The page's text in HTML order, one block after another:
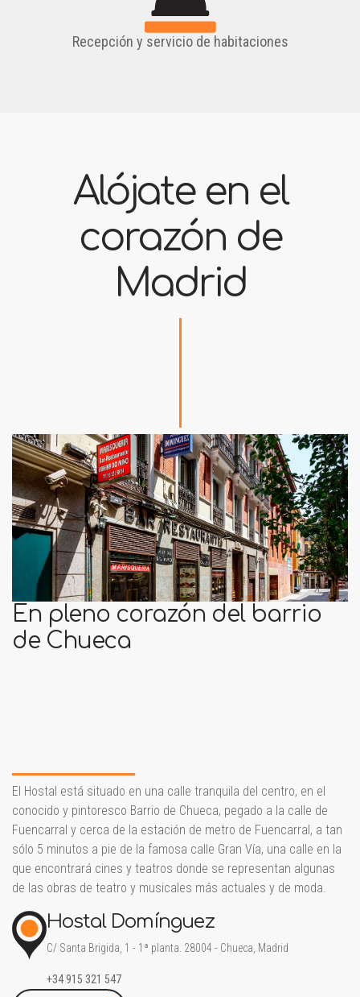
Recepción y servicio de habitaciones
Alójate en el
corazón de
Madrid
En pleno corazón del barrio
de Chueca
El Hostal está situado en una calle tranquila del centro, en el
conocido y pintoresco Barrio de Chueca, pegado a la calle de
Fuencarral y cerca de la estación de metro de Fuencarral, a tan
sólo 5 minutos a pie de la famosa calle Gran Vía, una calle en la
que encontrará cines y teatros donde se representan algunas
de las obras de teatro y musicales más actuales y de moda.
Hostal Domínguez
C/ Santa Brigida, 1 - 1ª planta. 28004 - Chueca, Madrid
+34 915 321 547